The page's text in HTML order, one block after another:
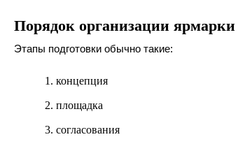
Порядок организации ярмарки
Этапы подготовки обычно такие:
концепция
площадка
согласования